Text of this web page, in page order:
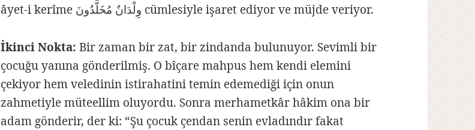
âyet-i kerîme وِلْدَانٌ مُخَلَّدُونَ cümlesiyle işaret ediyor ve müjde veriyor.
İkinci Nokta: Bir zaman bir zat, bir zindanda bulunuyor. Sevimli bir
çocuğu yanına gönderilmiş. O bîçare mahpus hem kendi elemini
çekiyor hem veledinin istirahatini temin edemediği için onun
zahmetiyle müteellim oluyordu. Sonra merhametkâr hâkim ona bir
adam gönderir, der ki: “Şu çocuk çendan senin evladındır fakat